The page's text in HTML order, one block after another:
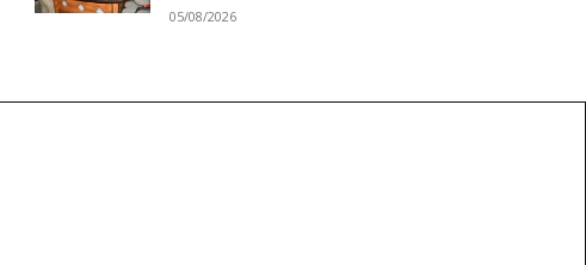
05/08/2026